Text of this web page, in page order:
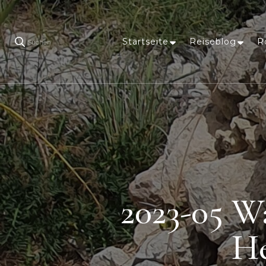
Suchen Startseite Reiseblog
2023-05